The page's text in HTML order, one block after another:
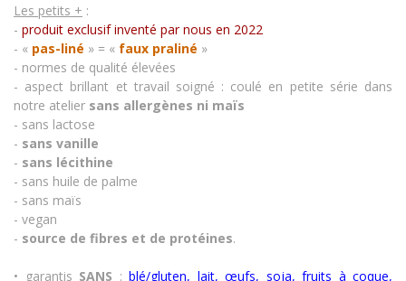
Les petits + :
- produit exclusif inventé par nous en 2022
- « pas-liné » = « faux praliné »
- normes de qualité élevées
- aspect brillant et travail soigné : coulé en petite série dans
notre atelier sans allergènes ni maïs
- sans lactose
- sans vanille
- sans lécithine
- sans huile de palme
- sans maïs
- vegan
- source de fibres et de protéines.
• garantis SANS : blé/gluten, lait, œufs, soja, fruits à coque,